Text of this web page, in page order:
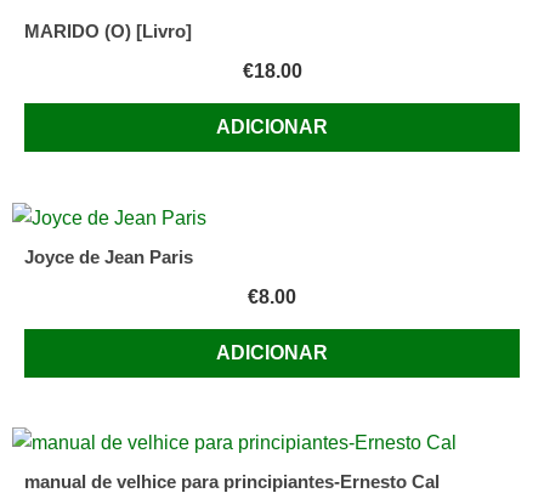
MARIDO (O) [Livro]
€18.00
ADICIONAR
Joyce de Jean Paris
€8.00
ADICIONAR
manual de velhice para principiantes-Ernesto Cal